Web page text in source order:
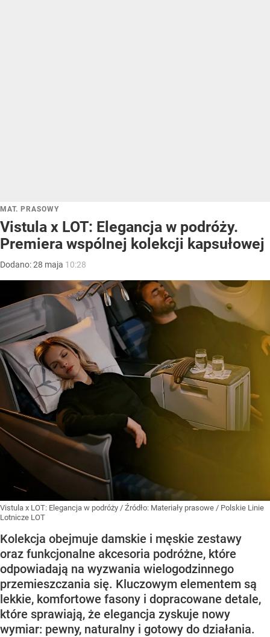
MAT. PRASOWY
Vistula x LOT: Elegancja w podróży.
Premiera wspólnej kolekcji kapsułowej
Dodano:28 maja 10:28
Vistula x LOT: Elegancja w podróży / Źródło: Materiały prasowe / Polskie Linie
Lotnicze LOT
Kolekcja obejmuje damskie i męskie zestawy
oraz funkcjonalne akcesoria podróżne, które
odpowiadają na wyzwania wielogodzinnego
przemieszczania się. Kluczowym elementem są
lekkie, komfortowe fasony i dopracowane detale,
które sprawiają, że elegancja zyskuje nowy
wymiar: pewny, naturalny i gotowy do działania.